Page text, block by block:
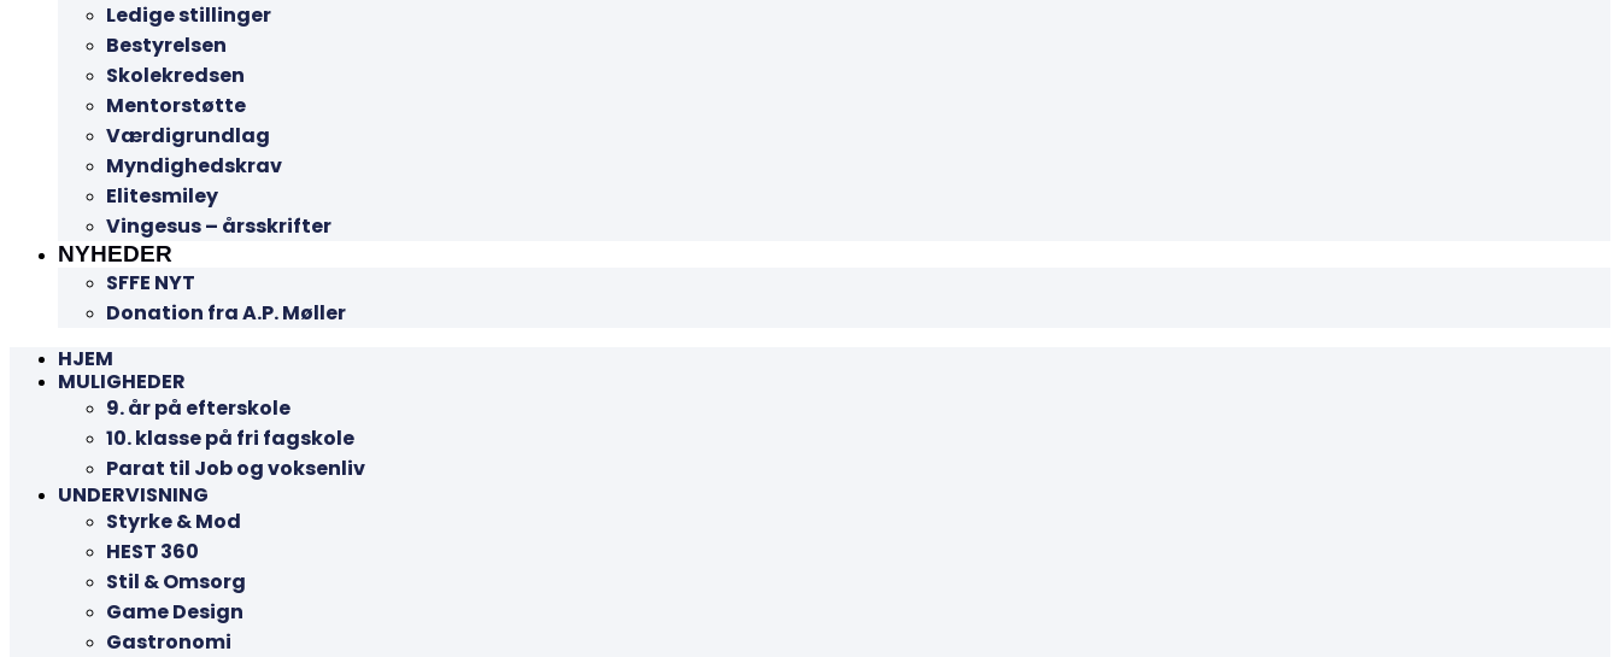
Ledige stillinger
Bestyrelsen
Skolekredsen
Mentorstøtte
Værdigrundlag
Myndighedskrav
Elitesmiley
Vingesus – årsskrifter
NYHEDER
SFFE NYT
Donation fra A.P. Møller
HJEM
MULIGHEDER
9. år på efterskole
10. klasse på fri fagskole
Parat til Job og voksenliv
UNDERVISNING
Styrke & Mod
HEST 360
Stil & Omsorg
Game Design
Gastronomi